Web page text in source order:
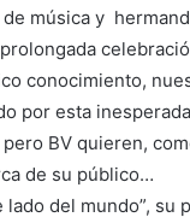
música y
conocimiento,
por esta
BV quieren,
de su público…
lado del mundo”, su